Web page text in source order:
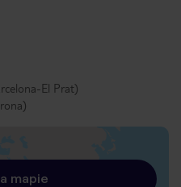
El Prat)
mapie